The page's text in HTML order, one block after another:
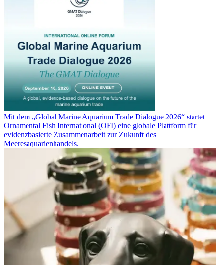
Mit dem „Global Marine Aquarium Trade Dialogue 2026“ startet
Ornamental Fish International (OFI) eine globale Plattform für
evidenzbasierte Zusammenarbeit zur Zukunft des
Meeresaquarienhandels.